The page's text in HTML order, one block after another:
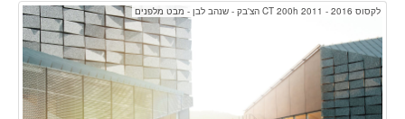
לקסוס CT 200h 2011 - 2016 הצ'בק - שנהב לבן - מבט מלפנים